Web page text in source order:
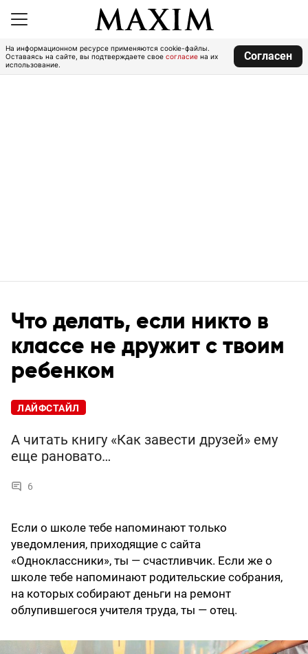
На информационном ресурсе применяются cookie-файлы.
Оставаясь на сайте, вы подтверждаете свое согласие на их
использование.
Согласен
Что делать, если никто в
классе не дружит с твоим
ребенком
ЛАЙФСТАЙЛ
А читать книгу «Как завести друзей» ему
еще рановато…
6
Если о школе тебе напоминают только
уведомления, приходящие с сайта
«Одноклассники», ты — счастливчик. Если же о
школе тебе напоминают родительские собрания,
на которых собирают деньги на ремонт
облупившегося учителя труда, ты — отец.